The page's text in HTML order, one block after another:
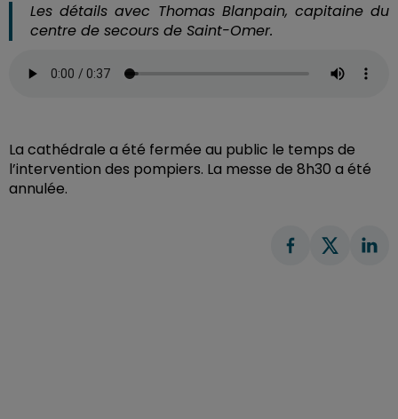
Les détails avec Thomas Blanpain, capitaine du
centre de secours de Saint-Omer.
La cathédrale a été fermée au public le temps de
l’intervention des pompiers. La messe de 8h30 a été
annulée.